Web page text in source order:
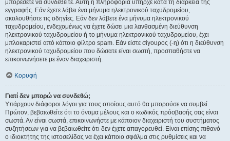
μπορέσετε να συνδεθείτε. Αυτή η πληροφορία υπήρχε κατά τη διάρκεια της
εγγραφής. Εάν έχετε λάβει ένα μήνυμα ηλεκτρονικού ταχυδρομείου,
ακολουθήστε τις οδηγίες. Εάν δεν λάβετε ένα μήνυμα ηλεκτρονικού
ταχυδρομείου, ενδεχομένως να έχετε δώσει μια λανθασμένη διεύθυνση
ηλεκτρονικού ταχυδρομείου ή το μήνυμα ηλεκτρονικού ταχυδρομείου, έχει
μπλοκαριστεί από κάποιο φίλτρο spam. Εάν είστε σίγουρος (-η) ότι η διεύθυνση
ηλεκτρονικού ταχυδρομείου που δώσατε είναι σωστή, προσπαθήστε να
επικοινωνήσετε με έναν διαχειριστή.
Κορυφή
Γιατί δεν μπορώ να συνδεθώ;
Υπάρχουν διάφοροι λόγοι για τους οποίους αυτό θα μπορούσε να συμβεί.
Πρώτον, βεβαιωθείτε ότι το όνομα μέλους και ο κωδικός πρόσβασής σας είναι
σωστά. Αν είναι σωστά, επικοινωνήστε με κάποιον διαχειριστή του συστήματος
συζητήσεων για να βεβαιωθείτε ότι δεν έχετε απαγορευθεί. Είναι επίσης πιθανό
ο ιδιοκτήτης της ιστοσελίδας να έχει κάποιο σφάλμα στις ρυθμίσεις και να